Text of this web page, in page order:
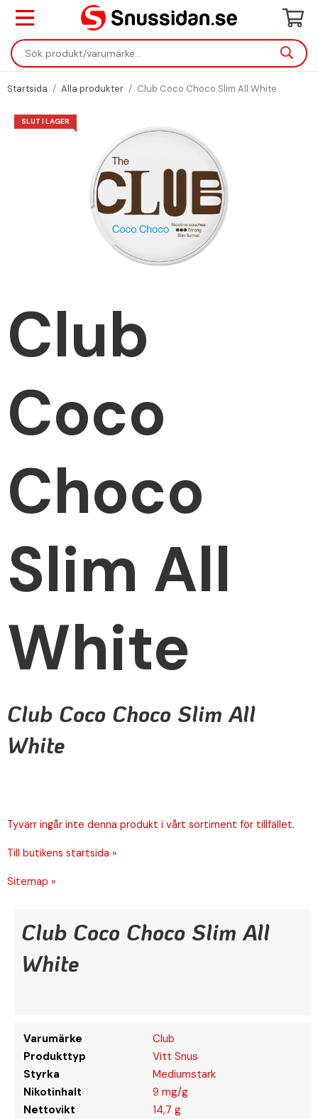
Startsida / Alla produkter / Club Coco Choco Slim All White
SLUT I LAGER
Club
Coco
Choco
Slim All
White
Club Coco Choco Slim All
White
Tyvärr ingår inte denna produkt i vårt sortiment för tillfället.
Till butikens startsida »
Sitemap »
Club Coco Choco Slim All
White
Varumärke
Club
Produkttyp
Vitt Snus
Styrka
Mediumstark
Nikotinhalt
9 mg/g
Nettovikt
14,7 g